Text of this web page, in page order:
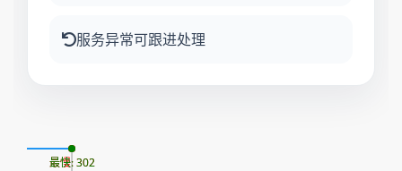
服务异常可跟进处理
最慢: 302
最快: 302